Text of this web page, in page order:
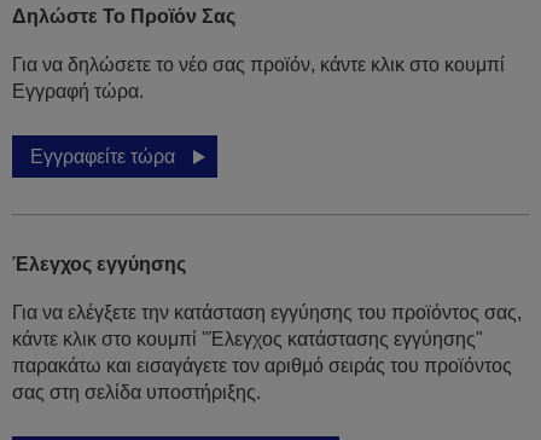
Δηλώστε Το Προϊόν Σας
Για να δηλώσετε το νέο σας προϊόν, κάντε κλικ στο κουμπί
Εγγραφή τώρα.
Εγγραφείτε τώρα
Έλεγχος εγγύησης
Για να ελέγξετε την κατάσταση εγγύησης του προϊόντος σας,
κάντε κλικ στο κουμπί "Έλεγχος κατάστασης εγγύησης"
παρακάτω και εισαγάγετε τον αριθμό σειράς του προϊόντος
σας στη σελίδα υποστήριξης.